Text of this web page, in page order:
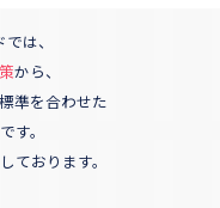
は、
から、
準を合わせた
す。
ております。